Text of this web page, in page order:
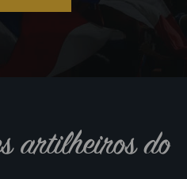
artilheiros do